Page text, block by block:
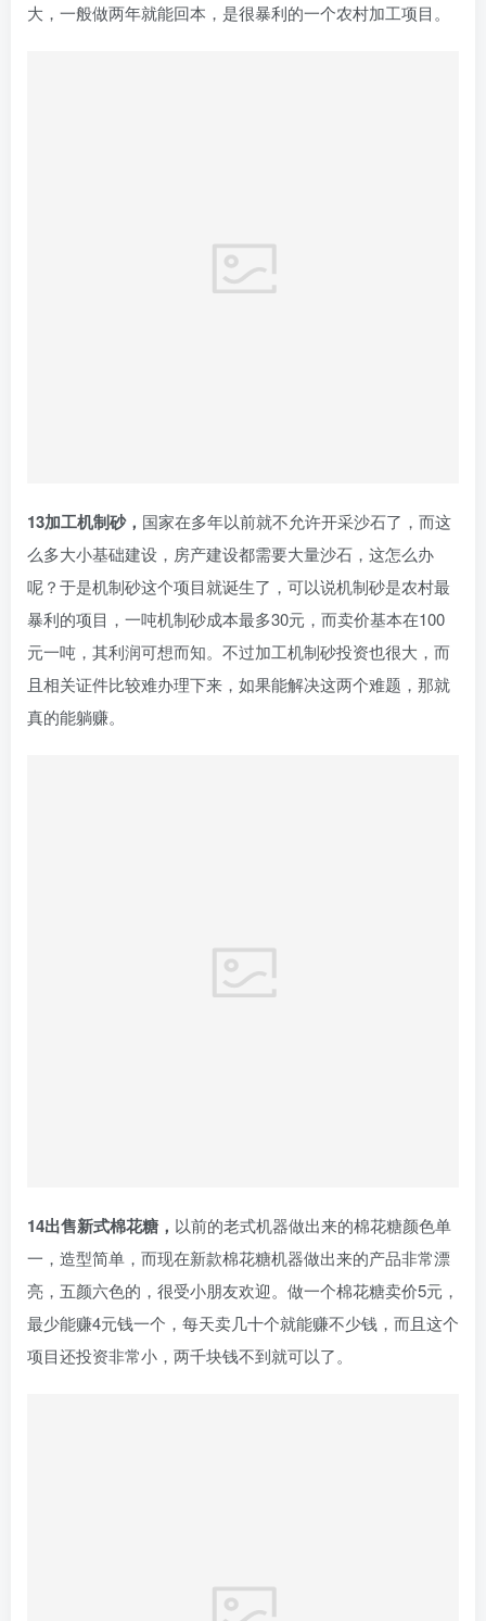
大，一般做两年就能回本，是很暴利的一个农村加工项目。
13加工机制砂， 国家在多年以前就不允许开采沙石了，而这
么多大小基础建设，房产建设都需要大量沙石，这怎么办
呢？于是机制砂这个项目就诞生了，可以说机制砂是农村最
暴利的项目，一吨机制砂成本最多30元，而卖价基本在100
元一吨，其利润可想而知。不过加工机制砂投资也很大，而
且相关证件比较难办理下来，如果能解决这两个难题，那就
真的能躺赚。
14出售新式棉花糖， 以前的老式机器做出来的棉花糖颜色单
一，造型简单，而现在新款棉花糖机器做出来的产品非常漂
亮，五颜六色的，很受小朋友欢迎。做一个棉花糖卖价5元，
最少能赚4元钱一个，每天卖几十个就能赚不少钱，而且这个
项目还投资非常小，两千块钱不到就可以了。